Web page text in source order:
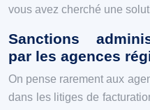
vous avez cherché une
Sanctions
par les agences
On pense rarement aux
dans les litiges de